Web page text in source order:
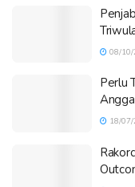
08/
Perlu
18/